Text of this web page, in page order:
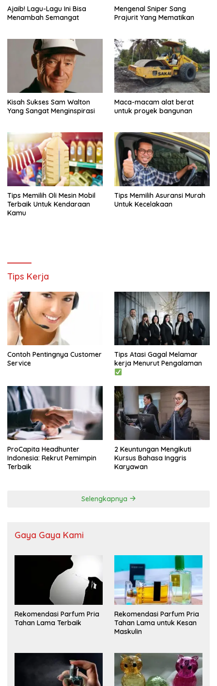
Ajaib! Lagu-Lagu Ini Bisa
Menambah Semangat
Mengenal Sniper Sang
Prajurit Yang Mematikan
Kisah Sukses Sam Walton
Yang Sangat Menginspirasi
Maca-macam alat berat
untuk proyek bangunan
Tips Memilih Oli Mesin Mobil
Terbaik Untuk Kendaraan
Kamu
Tips Memilih Asuransi Murah
Untuk Kecelakaan
Tips Kerja
Contoh Pentingnya Customer
Service
Tips Atasi Gagal Melamar
kerja Menurut Pengalaman
ProCapita Headhunter
Indonesia: Rekrut Pemimpin
Terbaik
2 Keuntungan Mengikuti
Kursus Bahasa Inggris
Karyawan
Selengkapnya
Gaya Gaya Kami
Rekomendasi Parfum Pria
Tahan Lama Terbaik
Rekomendasi Parfum Pria
Tahan Lama untuk Kesan
Maskulin